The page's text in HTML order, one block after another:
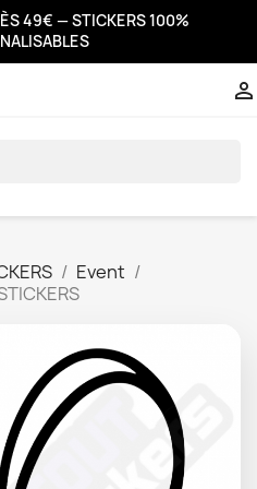
49€ — STICKERS 100%

Event